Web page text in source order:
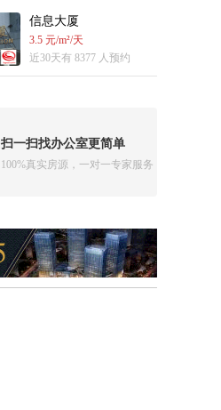
信息大厦
3.5 元/m²/天
近30天有 8377 人预约
扫一扫找办公室更简单
100%真实房源，一对一专家服务